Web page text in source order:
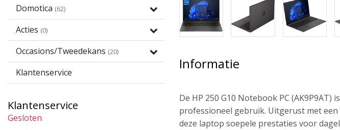
Domotica (62)
Acties (0)
Occasions/Tweedekans (20)
Klantenservice
Klantenservice
Gesloten
Informatie
De HP 250 G10 Notebook PC
professioneel gebruik. Uitgerust met
deze laptop soepele prestaties voor